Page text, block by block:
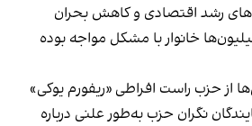
رشد اقتصادی و کاهش بحران
خانوار با مشکل مواجه بوده
از حزب راست افراطی «ریفورم یوکی»
نگران حزب به‌طور علنی درباره